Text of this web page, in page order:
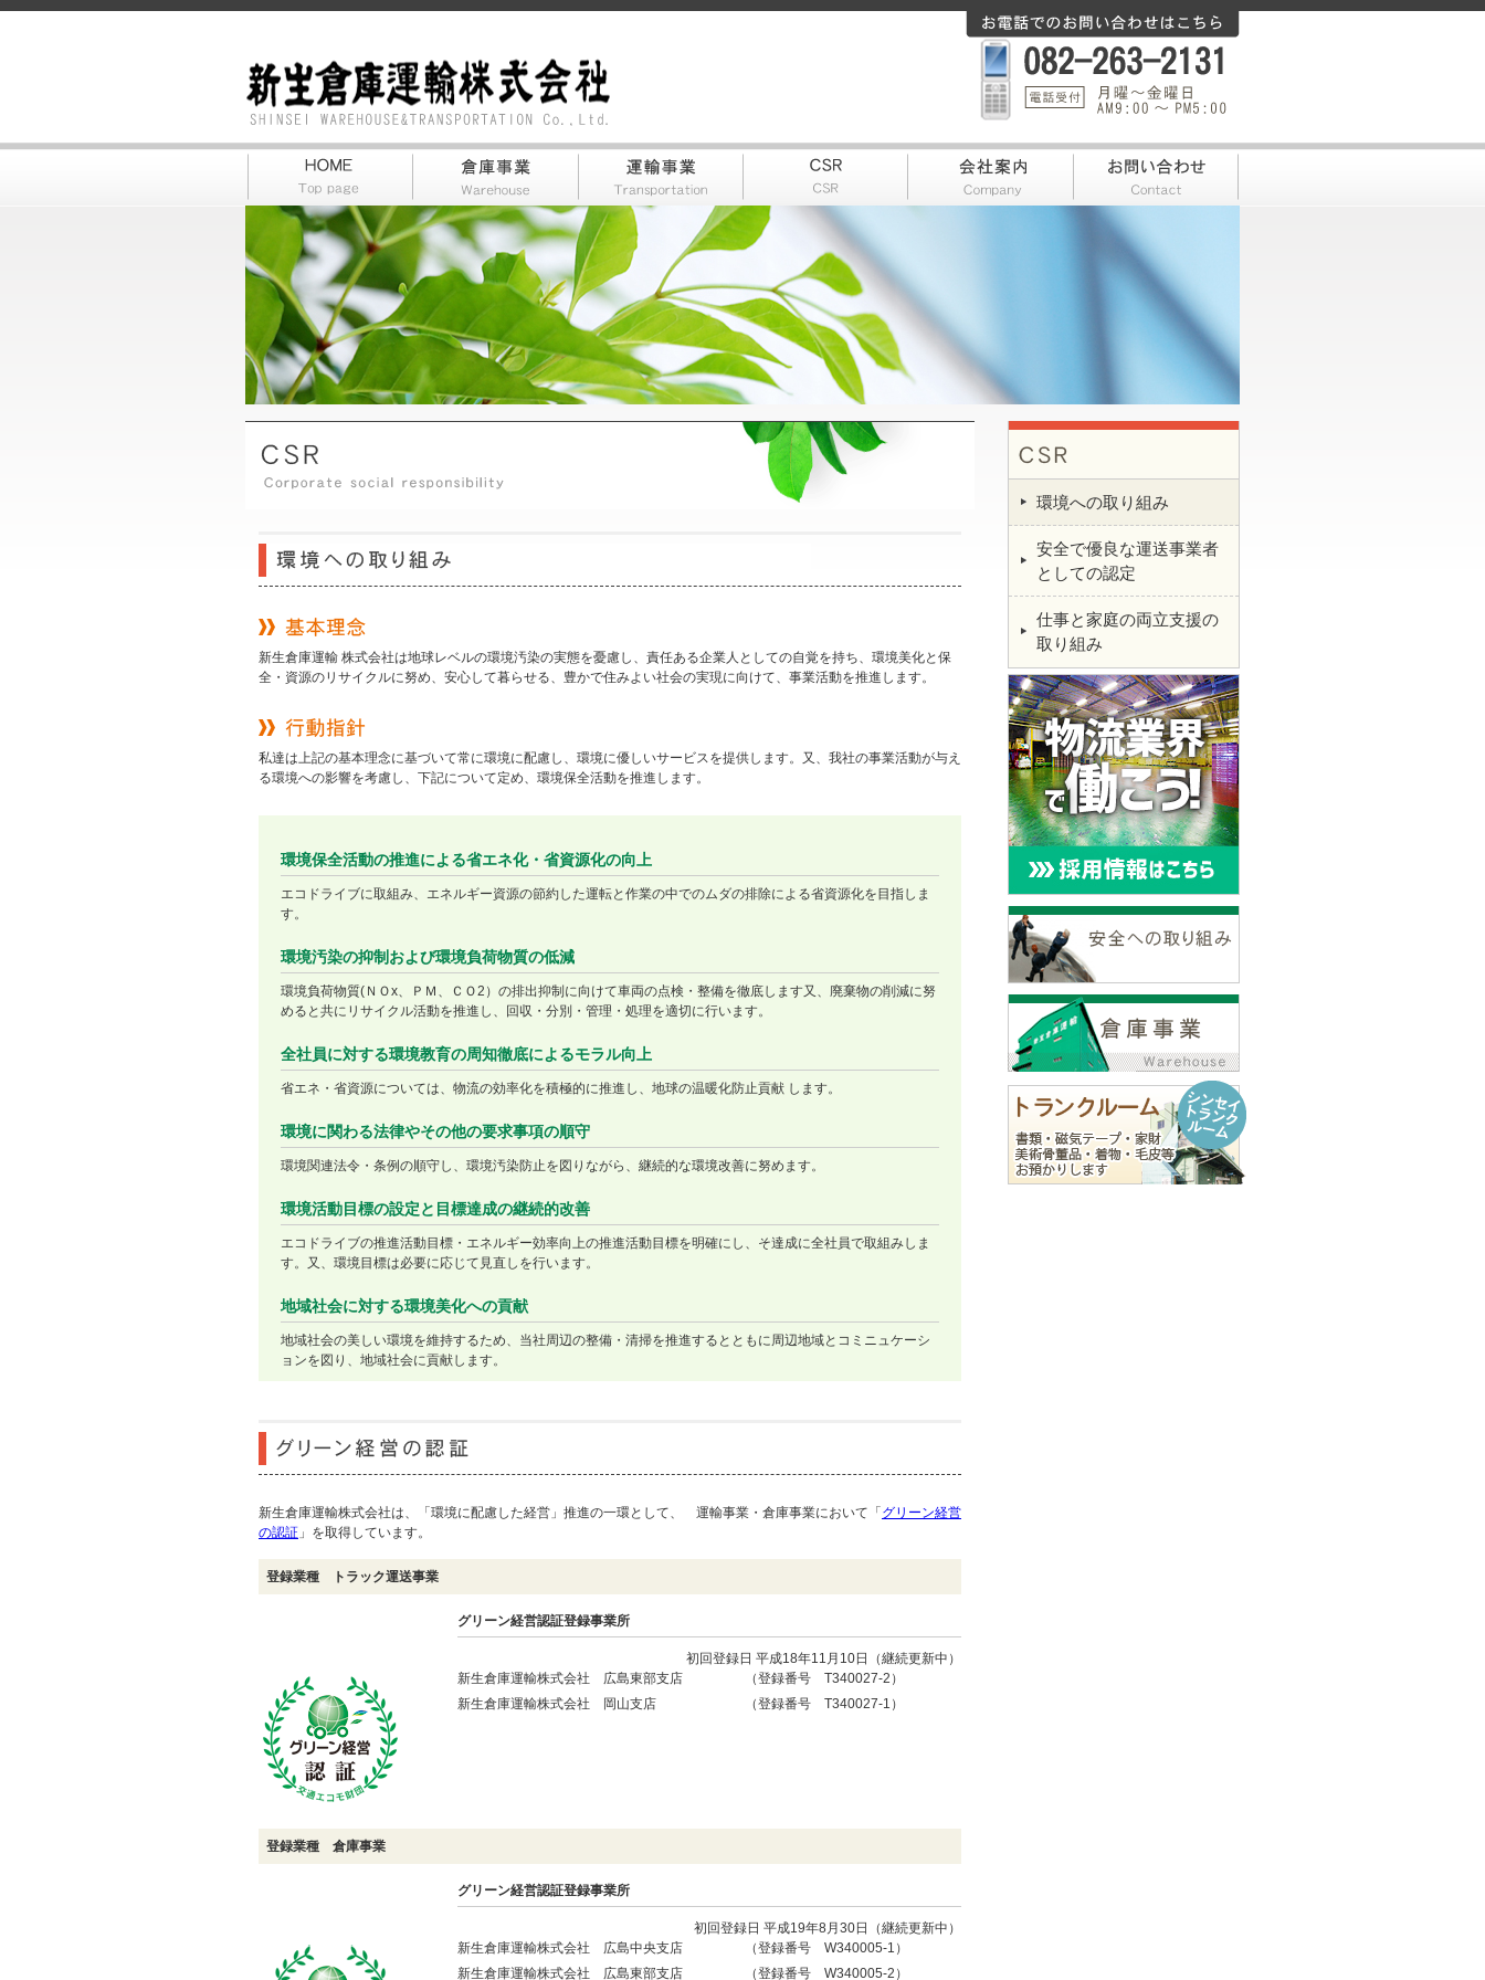
新生倉庫運輸 株式会社は地球レベルの環境汚染の実態を憂慮し、責任ある企業人としての自覚を持ち、環境美化と保
全・資源のリサイクルに努め、安心して暮らせる、豊かで住みよい社会の実現に向けて、事業活動を推進します。
私達は上記の基本理念に基づいて常に環境に配慮し、環境に優しいサービスを提供します。又、我社の事業活動が与え
る環境への影響を考慮し、下記について定め、環境保全活動を推進します。
環境保全活動の推進による省エネ化・省資源化の向上
エコドライブに取組み、エネルギー資源の節約した運転と作業の中でのムダの排除による省資源化を目指しま
す。
環境汚染の抑制および環境負荷物質の低減
環境負荷物質(ＮＯx、ＰＭ、ＣＯ2）の排出抑制に向けて車両の点検・整備を徹底します又、廃棄物の削減に努
めると共にリサイクル活動を推進し、回収・分別・管理・処理を適切に行います。
全社員に対する環境教育の周知徹底によるモラル向上
省エネ・省資源については、物流の効率化を積極的に推進し、地球の温暖化防止貢献 します。
環境に関わる法律やその他の要求事項の順守
環境関連法令・条例の順守し、環境汚染防止を図りながら、継続的な環境改善に努めます。
環境活動目標の設定と目標達成の継続的改善
エコドライブの推進活動目標・エネルギー効率向上の推進活動目標を明確にし、そ達成に全社員で取組みしま
す。又、環境目標は必要に応じて見直しを行います。
地域社会に対する環境美化への貢献
地域社会の美しい環境を維持するため、当社周辺の整備・清掃を推進するとともに周辺地域とコミニュケーシ
ョンを図り、地域社会に貢献します。
新生倉庫運輸株式会社は、「環境に配慮した経営」推進の一環として、 運輸事業・倉庫事業において「 グリーン経営
の認証 」を取得しています。
登録業種 トラック運送事業
グリーン経営認証登録事業所
初回登録日 平成18年11月10日（継続更新中）
新生倉庫運輸株式会社 広島東部支店
（登録番号 T340027-2）
新生倉庫運輸株式会社 岡山支店
（登録番号 T340027-1）
登録業種 倉庫事業
グリーン経営認証登録事業所
初回登録日 平成19年8月30日（継続更新中）
新生倉庫運輸株式会社 広島中央支店
（登録番号 W340005-1）
新生倉庫運輸株式会社 広島東部支店
（登録番号 W340005-2）
環境への取り組み
安全で優良な運送事業者
としての認定
仕事と家庭の両立支援の
取り組み